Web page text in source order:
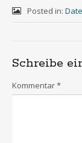
Posted in:
Schreibe
Kommentar*